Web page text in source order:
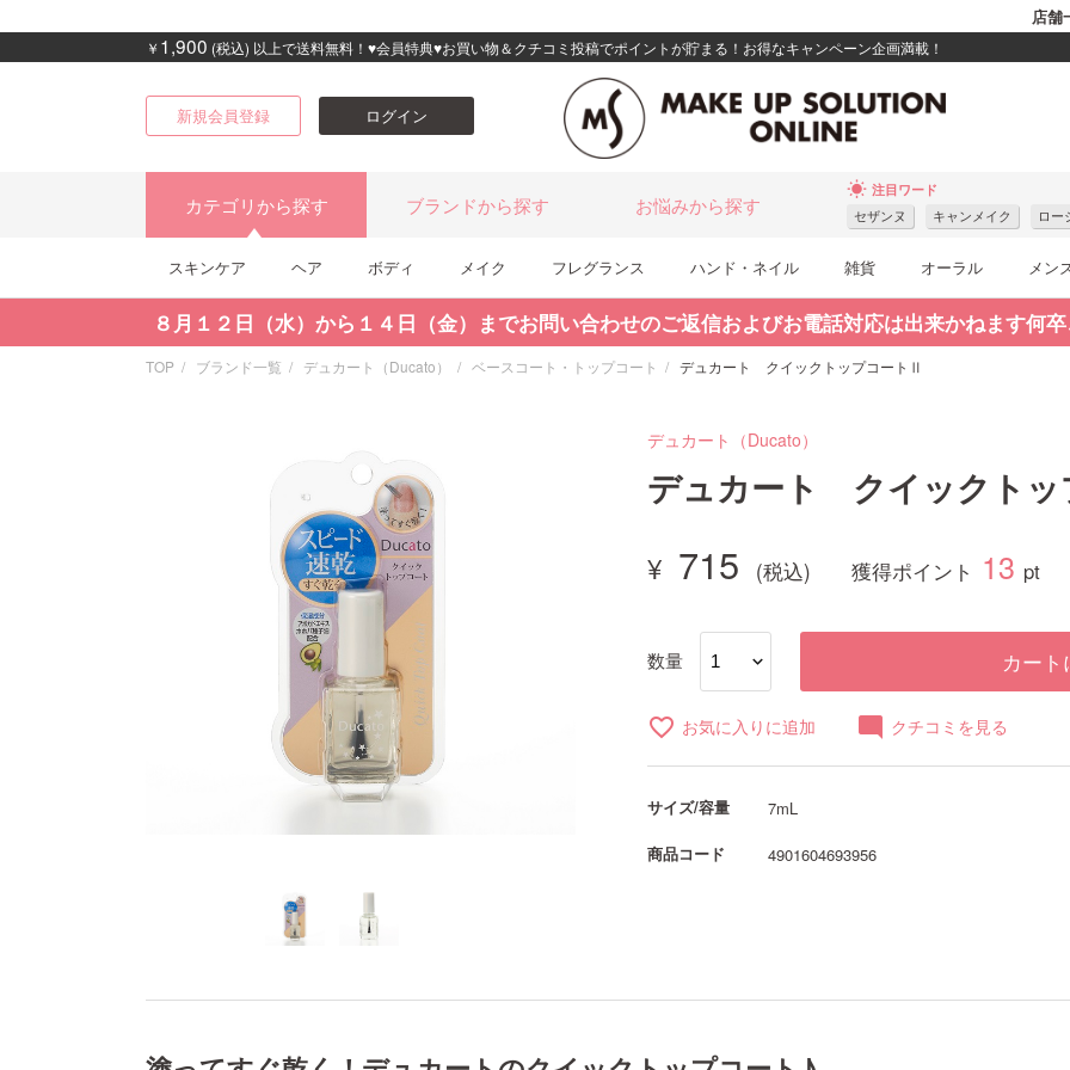
店舗
￥ 1,900 (税込) 以上で送料無料！♥会員特典♥お買い物＆クチコミ投稿でポイントが貯まる！お得なキャンペーン企画満載！
新規会員登録 ログイン
カテゴリから探す ブランドから探す お悩みから探す
wb_sunny 注目ワード
セザンヌ キャンメイク ロー
スキンケア ヘア ボディ メイク フレグランス ハンド・ネイル 雑貨 オーラル メン
８月１２日（水）から１４日（金）までお問い合わせのご返信およびお電話対応は出来かねます何
TOP ブランド一覧 デュカート（Ducato） ベースコート・トップコート デュカート クイックトップコートⅡ
デュカート（Ducato）
デュカート クイックト
715 獲得ポイント 13 pt
数量 カー
favorite_border お気に入りに追加 mode_comment クチコミを見る
サイズ/容量
7mL
商品コード
4901604693956